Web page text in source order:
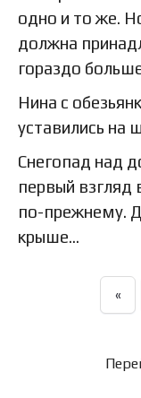
одно и то же.
должна
гораздо
Нина с
уставились на
Снегопад над
первый взгляд
по-прежнему.
крыше…
«